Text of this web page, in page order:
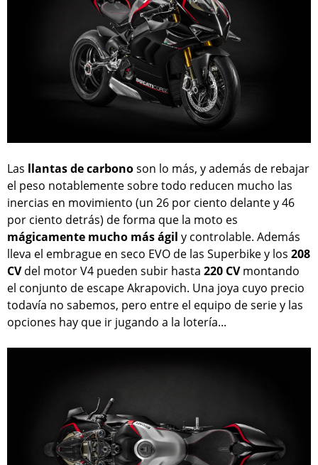
Las llantas de carbonoson lo más, y además de rebajar
el peso notablemente sobre todo reducen mucho las
inercias en movimiento (un 26 por ciento delante y 46
por ciento detrás) de forma que la moto es
mágicamente mucho más ágil y controlable. Además
lleva el embrague en seco EVO de las Superbike y los 208
CVdel motor V4 pueden subir hasta 220 CVmontando
el conjunto de escape Akrapovich. Una joya cuyo precio
todavía no sabemos, pero entre el equipo de serie y las
opciones hay que ir jugando a la lotería...